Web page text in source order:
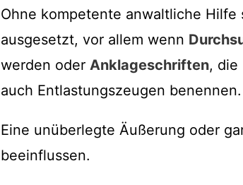
Ohne kompetente anwaltliche
ausgesetzt, vor allem wenn
werden oder Anklageschriften, die
auch Entlastungszeugen benennen.
Eine unüberlegte Äußerung oder
beeinflussen.